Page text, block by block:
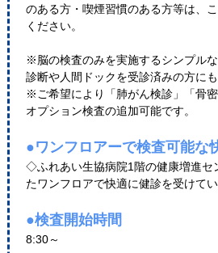
のある方・喫煙習慣のある方等は、
ください。
※脳の検査のみを実施するシンプル
診断や人間ドックを受診済みの方にも
※ご希望により「肺がん検診」「骨
オプション検査の追加可能です。
●ワンフロアーで検査可能な
◇ふれあい生協病院1階の健康増進セ
たワンフロアで快適に健診を受けてい
●検査開始時間
8:30～